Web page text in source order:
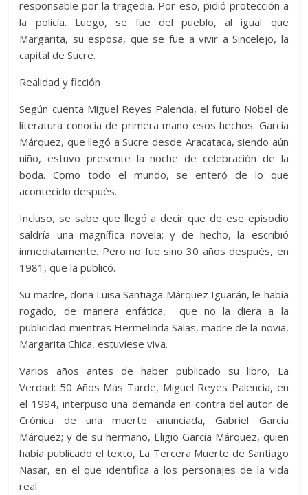
responsable por la tragedia. Por eso, pidió protección a
la policía. Luego, se fue del pueblo, al igual que
Margarita, su esposa, que se fue a vivir a Sincelejo, la
capital de Sucre.
Realidad y ficción
Según cuenta Miguel Reyes Palencia, el futuro Nobel de
literatura conocía de primera mano esos hechos. García
Márquez, que llegó a Sucre desde Aracataca, siendo aún
niño, estuvo presente la noche de celebración de la
boda. Como todo el mundo, se enteró de lo que
acontecido después.
Incluso, se sabe que llegó a decir que de ese episodio
saldría una magnífica novela; y de hecho, la escribió
inmediatamente. Pero no fue sino 30 años después, en
1981, que la publicó.
Su madre, doña Luisa Santiaga Márquez Iguarán, le había
rogado, de manera enfática, que no la diera a la
publicidad mientras Hermelinda Salas, madre de la novia,
Margarita Chica, estuviese viva.
Varios años antes de haber publicado su libro, La
Verdad: 50 Años Más Tarde, Miguel Reyes Palencia, en
el 1994, interpuso una demanda en contra del autor de
Crónica de una muerte anunciada, Gabriel García
Márquez; y de su hermano, Eligio García Márquez, quien
había publicado el texto, La Tercera Muerte de Santiago
Nasar, en el que identifica a los personajes de la vida
real.